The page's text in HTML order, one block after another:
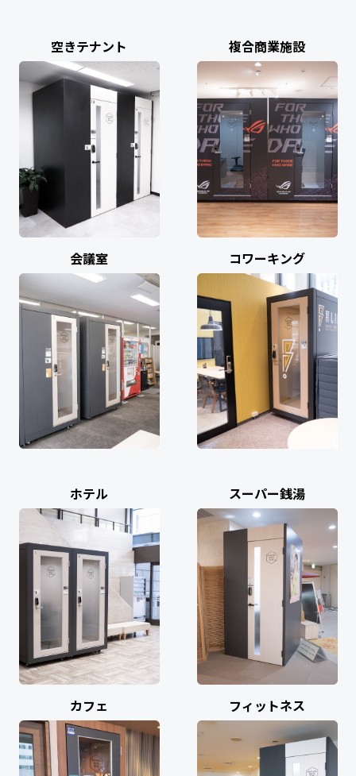
空きテナント 複合商業施設
会議室 コワーキング
ホテル スーパー銭湯
カフェ フィットネス